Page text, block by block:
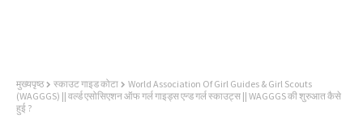
मुख्यपृष्ठ स्काउट गाइड कोटा
World Association Of Girl Guides & Girl Scouts
(WAGGGS) || वर्ल्ड एसोसिएशन ऑफ गर्ल गाइड्स एन्ड गर्ल स्काउट्स || WAGGGS की शुरुआत कैसे
हुई ?